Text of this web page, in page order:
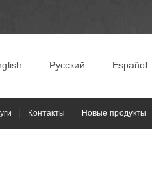
Русский Español
Контакты Новые продукты